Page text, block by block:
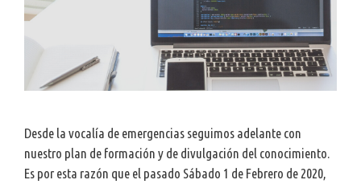
Desde la vocalía de emergencias seguimos adelante con
nuestro plan de formación y de divulgación del conocimiento.
Es por esta razón que el pasado Sábado 1 de Febrero de 2020,